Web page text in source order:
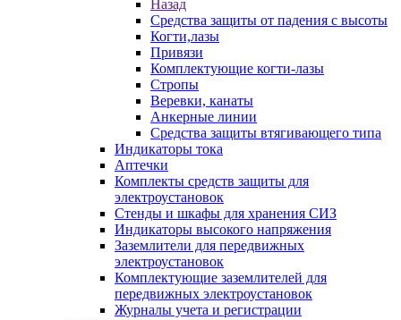
Назад
Средства защиты от падения с высоты
Когти,лазы
Привязи
Комплектующие когти-лазы
Стропы
Веревки, канаты
Анкерные линии
Средства защиты втягивающего типа
Индикаторы тока
Аптечки
Комплекты средств защиты для
электроустановок
Стенды и шкафы для хранения СИЗ
Индикаторы высокого напряжения
Заземлители для передвижных
электроустановок
Комплектующие заземлителей для
передвижных электроустановок
Журналы учета и регистрации